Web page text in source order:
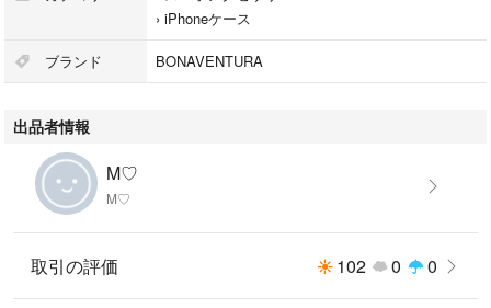
目立つ汚れや割れはないです。
革専用のアルコールで消毒済みですので
ご安心下さい。
中古品であることにご理解頂ける方
よろしくお願いします♡
#ボナベンチュラ
カラー···ピンク
› iPhoneケース
ブランド BONAVENTURA
出品者情報
M♡
M♡
取引の評価 102 0 0